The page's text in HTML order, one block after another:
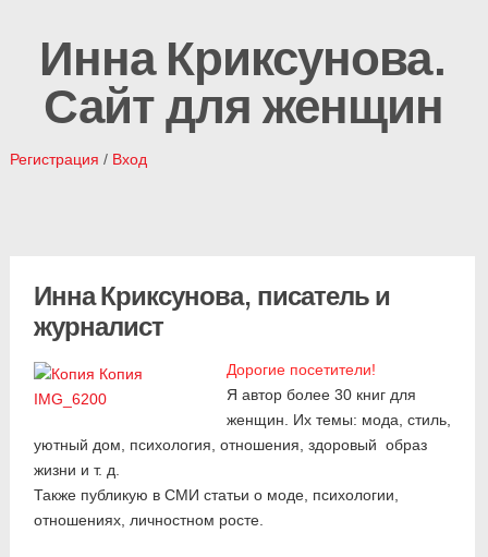
Инна Криксунова.
Сайт для женщин
Регистрация / Вход
Инна Криксунова, писатель и
журналист
Дорогие посетители!
Я автор более 30 книг для
женщин. Их темы: мода, стиль,
уютный дом, психология, отношения, здоровый образ
жизни и т. д.
Также публикую в СМИ статьи о моде, психологии,
отношениях, личностном росте.